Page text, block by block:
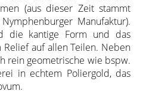
(aus dieser Zeit stammt
Manufaktur).
die kantige Form und das
Relief auf allen Teilen. Neben
rein geometrische wie bspw.
in echtem Poliergold, das